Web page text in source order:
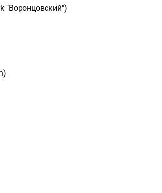
"Воронцовский")